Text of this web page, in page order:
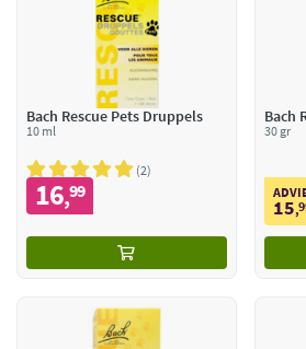
Bach Rescue Pets Druppels
10 ml
2
16,99
Bach
30 gr
15,